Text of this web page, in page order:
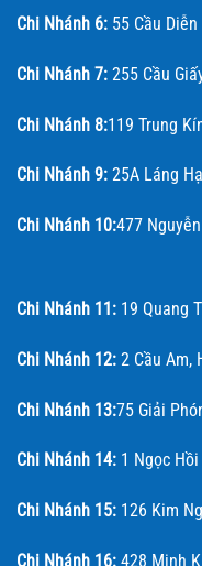
Chi Nhánh 6: 55 Cầu Diễn
Chi Nhánh 7: 255 Cầu
Chi Nhánh 8:119 Trung
Chi Nhánh 9: 25A Láng Hạ
Chi Nhánh 10:477
Chi Nhánh 11: 19 Quang
Chi Nhánh 12: 2 Cầu Am,
Chi Nhánh 13:75 Giải
Chi Nhánh 14: 1 Ngọc Hồi
Chi Nhánh 15: 126 Kim
Chi Nhánh 16: 428 Minh